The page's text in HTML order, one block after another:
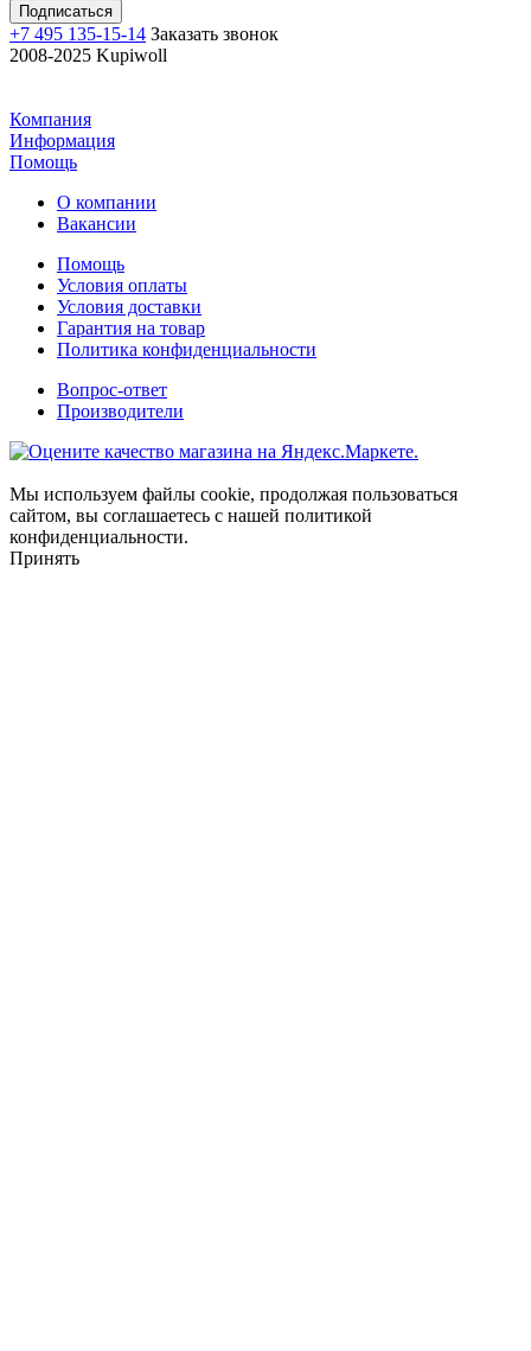
+7 495 135-15-14 Заказать звонок
2008-2025 Kupiwoll
Компания
Информация
Помощь
О компании
Вакансии
Помощь
Условия оплаты
Условия доставки
Гарантия на товар
Политика конфиденциальности
Вопрос-ответ
Производители
Мы используем файлы cookie, продолжая пользоваться
сайтом, вы соглашаетесь с нашей политикой
конфиденциальности.
Принять